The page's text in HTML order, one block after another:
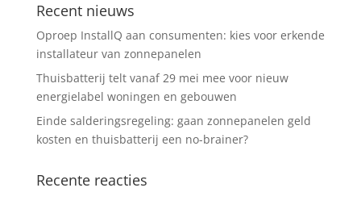
Recent nieuws
Oproep InstallQ aan consumenten: kies voor erkende
installateur van zonnepanelen
Thuisbatterij telt vanaf 29 mei mee voor nieuw
energielabel woningen en gebouwen
Einde salderingsregeling: gaan zonnepanelen geld
kosten en thuisbatterij een no-brainer?
Recente reacties